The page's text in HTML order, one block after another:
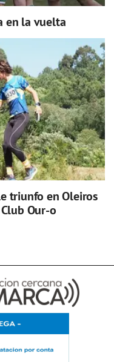
en la vuelta
triunfo en Oleiros
Our-o